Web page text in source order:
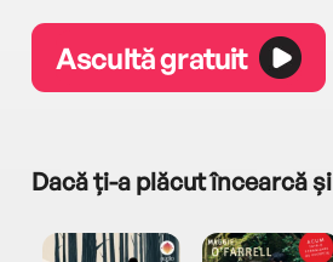
Ascultă gratuit
Dacă ți-a plăcut încearcă și